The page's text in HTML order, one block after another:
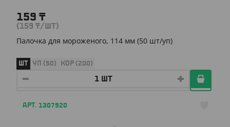
159 ₸
(159 ₸/ШТ)
Палочка для мороженого, 114 мм (50 шт/уп)
ШТ УП (50) КОР (200)
АРТ. 1307920